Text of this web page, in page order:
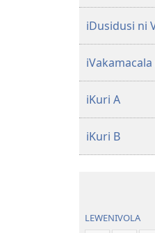
iDusidusi ni
iKuri A
iKuri B
LEWENIVOLA